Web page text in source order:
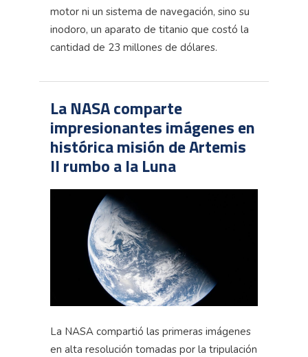
motor ni un sistema de navegación, sino su
inodoro, un aparato de titanio que costó la
cantidad de 23 millones de dólares.
La NASA comparte
impresionantes imágenes en
histórica misión de Artemis
II rumbo a la Luna
La NASA compartió las primeras imágenes
en alta resolución tomadas por la tripulación